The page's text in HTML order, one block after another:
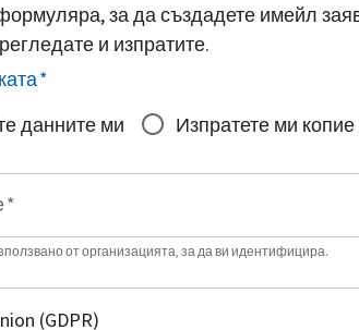
за да създадете имейл
и изпратите.
*
данните ми
Изпратете ми
*
от организацията, за да ви идентифицира.